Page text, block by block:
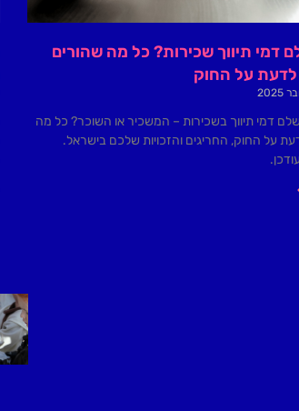
דמי תיווך שכירות? כל מה שהורים
לדעת על החוק
דמי תיווך בשכירות – המשכיר או השוכר? כל מה
על החוק, החריגים והזכויות שלכם בישראל.